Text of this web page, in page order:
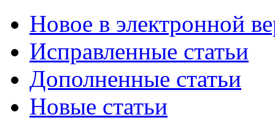
Новое в электронной
Исправленные статьи
Дополненные статьи
Новые статьи